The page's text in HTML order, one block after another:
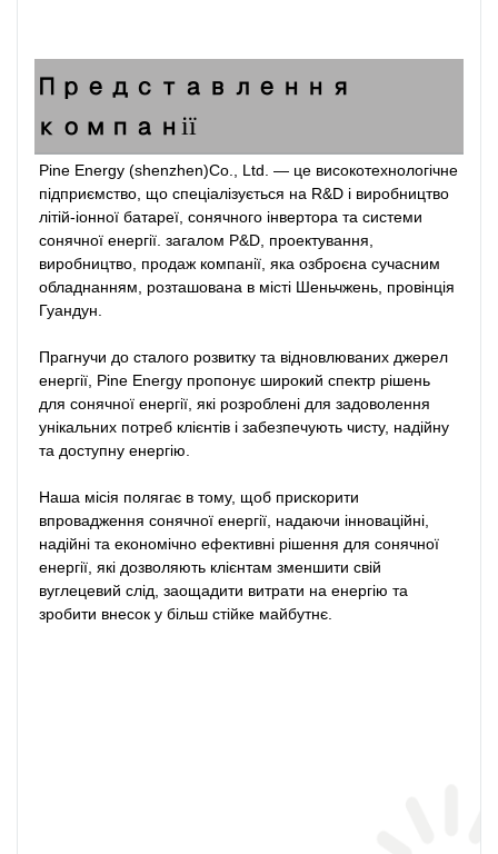
Представлення
компанії
Pine Energy (shenzhen)Co., Ltd. — це високотехнологічне
підприємство, що спеціалізується на R&D і виробництво
літій-іонної батареї, сонячного інвертора та системи
сонячної енергії. загалом Р&D, проектування,
виробництво, продаж компанії, яка озброєна сучасним
обладнанням, розташована в місті Шеньчжень, провінція
Гуандун.
Прагнучи до сталого розвитку та відновлюваних джерел
енергії, Pine Energy пропонує широкий спектр рішень
для сонячної енергії, які розроблені для задоволення
унікальних потреб клієнтів і забезпечують чисту, надійну
та доступну енергію.
Наша місія полягає в тому, щоб прискорити
впровадження сонячної енергії, надаючи інноваційні,
надійні та економічно ефективні рішення для сонячної
енергії, які дозволяють клієнтам зменшити свій
вуглецевий слід, заощадити витрати на енергію та
зробити внесок у більш стійке майбутнє.